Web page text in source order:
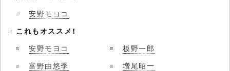
安野モヨコ
これもオススメ！
安野モヨコ
板野一郎
富野由悠季
増尾昭一